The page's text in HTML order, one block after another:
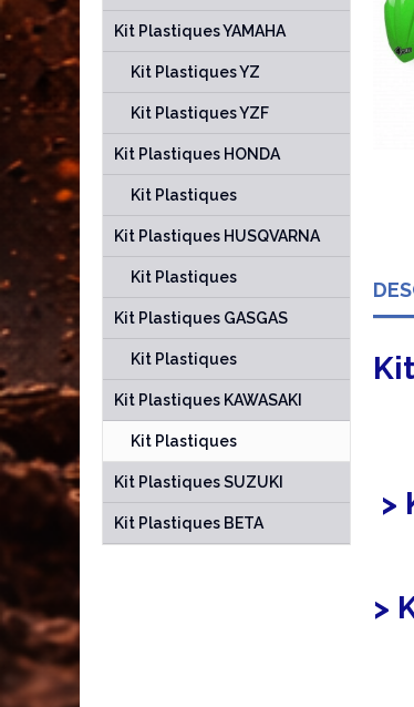
Kit Plastiques YAMAHA
Kit Plastiques YZ
Kit Plastiques YZF
Kit Plastiques HONDA
Kit Plastiques
Kit Plastiques HUSQVARNA
Kit Plastiques
Kit Plastiques GASGAS
Kit Plastiques
Kit Plastiques KAWASAKI
Kit Plastiques
Kit Plastiques SUZUKI
Kit Plastiques BETA
>
>